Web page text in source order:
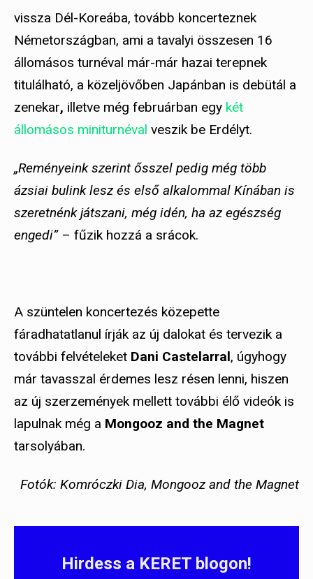
vissza Dél-Koreába, tovább koncerteznek
Németországban, ami a tavalyi összesen 16
állomásos turnéval már-már hazai terepnek
titulálható, a közeljövőben Japánban is debütál a
zenekar, illetve még februárban egy két
állomásos miniturnéval veszik be Erdélyt.
„Reményeink szerint ősszel pedig még több
ázsiai bulink lesz és első alkalommal Kínában is
szeretnénk játszani, még idén, ha az egészség
engedi”– fűzik hozzá a srácok.
A szüntelen koncertezés közepette
fáradhatatlanul írják az új dalokat és tervezik a
további felvételeket Dani Castelarral, úgyhogy
már tavasszal érdemes lesz résen lenni, hiszen
az új szerzemények mellett további élő videók is
lapulnak még a Mongooz and the Magnet
tarsolyában.
Fotók: Komróczki Dia, Mongooz and the Magnet
Hirdess a KERET blogon!